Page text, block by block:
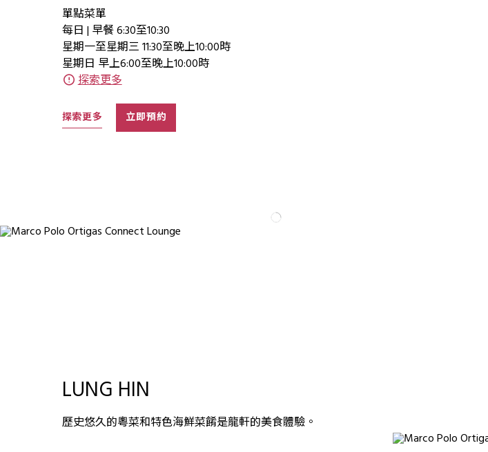
單點菜單
每日 | 早餐 6:30至10:30
星期一至星期三 11:30至晚上10:00時
星期日 早上6:00至晚上10:00時
探索更多
探索更多 立即預約
LUNG HIN
歷史悠久的粵菜和特色海鮮菜餚是龍軒的美食體驗。